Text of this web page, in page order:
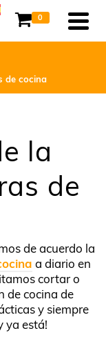
0
de cocina
la
de
de acuerdo la
a diario en
cortar o
de cocina de
y siempre
ya está!